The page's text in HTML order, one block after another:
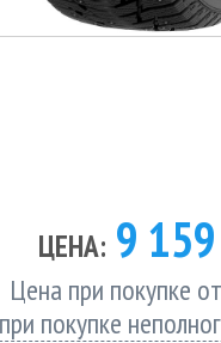
ЦЕНА: 9
Цена при покупке
покупке